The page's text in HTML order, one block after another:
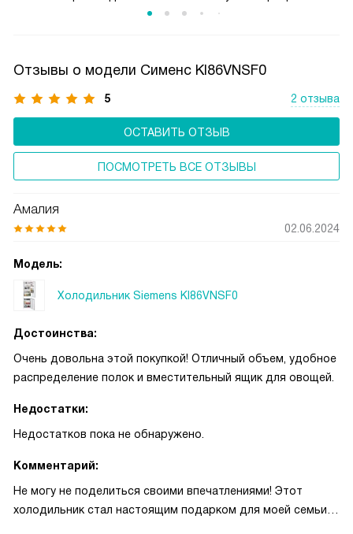
не требует участия человека, более того, применение
Отзывы о модели Сименс KI86VNSF0
5 2 отзыва
ОСТАВИТЬ ОТЗЫВ
ПОСМОТРЕТЬ ВСЕ ОТЗЫВЫ
Амалия
02.06.2024
Модель:
Холодильник Siemens KI86VNSF0
Достоинства:
Очень довольна этой покупкой! Отличный объем, удобное
распределение полок и вместительный ящик для овощей.
Недостатки:
Недостатков пока не обнаружено.
Комментарий:
Не могу не поделиться своими впечатлениями! Этот
холодильник стал настоящим подарком для моей семьи.